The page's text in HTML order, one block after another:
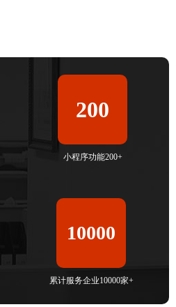
200
小程序功能200+
10000
累计服务企业10000家+